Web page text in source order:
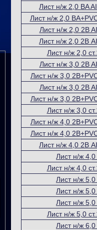
Лист н/ж 2,0 BA
Лист н/ж 2,0
Лист н/ж 2,0 2B
Лист н/ж 2,0 2В
Лист н/ж 2,0
Лист н/ж 3,0 2B
Лист н/ж 3,0
Лист н/ж 3,0 2B
Лист н/ж 3,0
Лист н/ж 3,0
Лист н/ж 4,0
Лист н/ж 4,0
Лист н/ж 4,0 2В
Лист н/ж
Лист н/ж 4,0
Лист н/ж
Лист н/ж
Лист н/ж
Лист н/ж 5,0
Лист н/ж